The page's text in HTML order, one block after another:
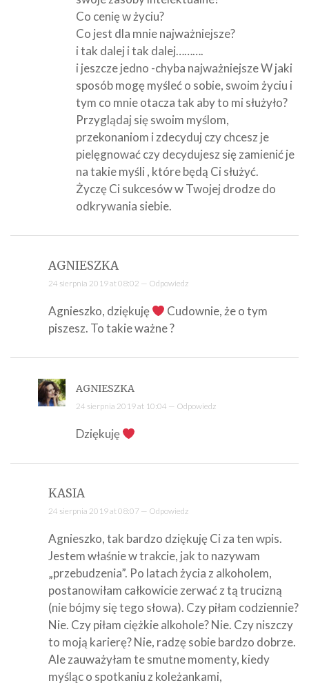
Co cenię w życiu?
Co jest dla mnie najważniejsze?
i tak dalej i tak dalej……….
i jeszcze jedno -chyba najważniejsze W jaki
sposób mogę myśleć o sobie, swoim życiu i
tym co mnie otacza tak aby to mi służyło?
Przyglądaj się swoim myślom,
przekonaniom i zdecyduj czy chcesz je
pielęgnować czy decydujesz się zamienić je
na takie myśli , które będą Ci służyć.
Życzę Ci sukcesów w Twojej drodze do
odkrywania siebie.
AGNIESZKA
24 sierpnia 2019 at 08:02 — Odpowiedz
Agnieszko, dziękuję
Cudownie, że o tym
piszesz. To takie ważne ?
AGNIESZKA
24 sierpnia 2019 at 10:04 — Odpowiedz
Dziękuję
KASIA
24 sierpnia 2019 at 08:07 — Odpowiedz
Agnieszko, tak bardzo dziękuję Ci za ten wpis.
Jestem właśnie w trakcie, jak to nazywam
„przebudzenia”. Po latach życia z alkoholem,
postanowiłam całkowicie zerwać z tą trucizną
(nie bójmy się tego słowa). Czy piłam codziennie?
Nie. Czy piłam ciężkie alkohole? Nie. Czy niszczy
to moją karierę? Nie, radzę sobie bardzo dobrze.
Ale zauważyłam te smutne momenty, kiedy
myśląc o spotkaniu z koleżankami,